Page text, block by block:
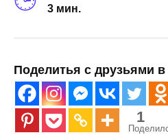
3 мин.
Поделитья с друзьями
1